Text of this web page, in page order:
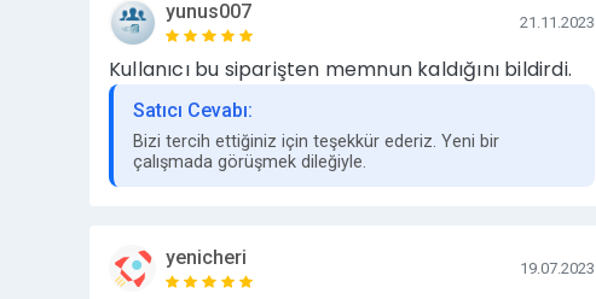
Genel ahlak ve etik kurallarına aykırı, şiddeti veya
Yazınızın yasalara, temel etik kurallara ve genel
tanıtım yazıları yayına alınmaz.
Aklınıza takılan başka sorular varsa bize mesaj
saatlerinde hızlıca dönüş yapmaktayız.
https://www.hizlibul.com/profil/hepnetgrup/satislar/
yunus007 21.11.2023
Kullanıcı bu siparişten memnun kaldığını bildirdi.
Satıcı Cevabı:
Bizi tercih ettiğiniz için teşekkür ederiz. Yeni bir
çalışmada görüşmek dileğiyle.
yenicheri 19.07.2023